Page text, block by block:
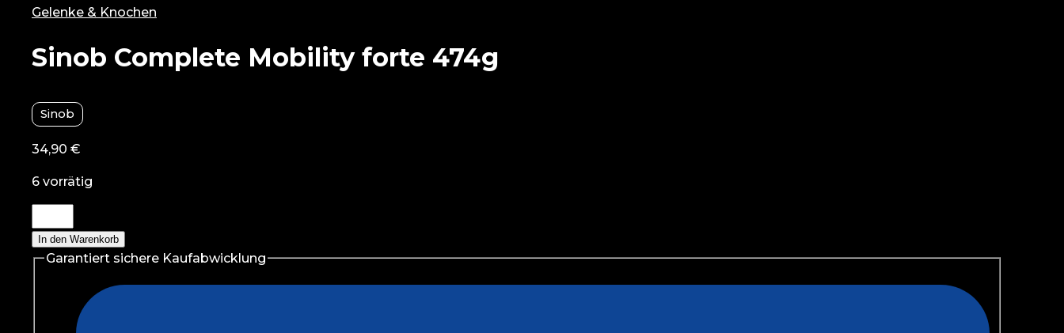
Gelenke & Knochen
Sinob Complete Mobility forte 474g
Sinob
34,90 €
6 vorrätig
Complete
Mobility
In den Warenkorb
Garantiert sichere Kaufabwicklung